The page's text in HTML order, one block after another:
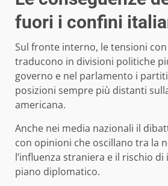
fuori i confini
Sul fronte interno, le tensioni
traducono in divisioni politiche
governo e nel parlamento i
posizioni sempre più distanti
americana.
Anche nei media nazionali il
con opinioni che oscillano tra la
l’influenza straniera e il rischio di
piano diplomatico.